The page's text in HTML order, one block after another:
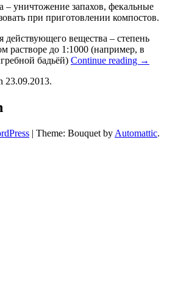
– уничтожение запахов, фекальные
при приготовлении компостов.
действующего вещества – степень
растворе до 1:1000 (например, в
бадьёй) Continue reading →
23.09.2013.
| Theme: Bouquet by Automattic.